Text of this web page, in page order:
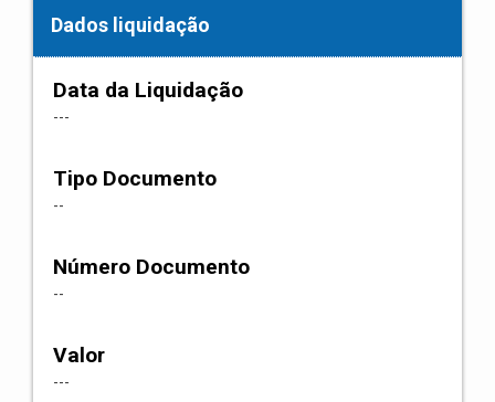
Dados liquidação
Data da Liquidação
---
Tipo Documento
--
Número Documento
--
Valor
---